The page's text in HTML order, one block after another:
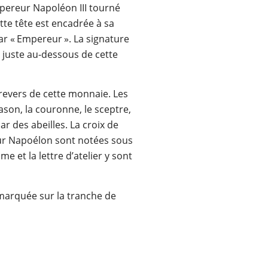
Napoléon III tourné
tête est encadrée à sa
« Empereur». La signature
au-dessous de cette
de cette monnaie. Les
la couronne, le sceptre,
des abeilles. La croix de
Napoélon sont notées sous
et la lettre d’atelier y sont
sur la tranche de